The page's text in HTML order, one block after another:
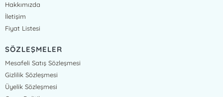
Hakkımızda
İletişim
Fiyat Listesi
SÖZLEŞMELER
Mesafeli Satış Sözleşmesi
Gizlilik Sözleşmesi
Üyelik Sözleşmesi